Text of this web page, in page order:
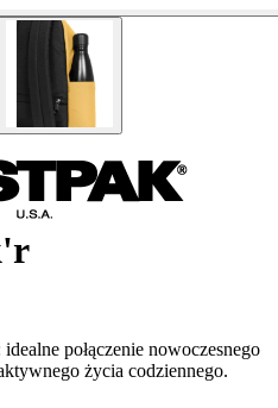
połączenie nowoczesnego
życia codziennego.